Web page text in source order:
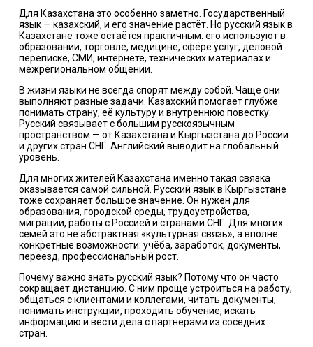
Для Казахстана это особенно заметно. Государственный
язык — казахский, и его значение растёт. Но русский язык в
Казахстане тоже остаётся практичным: его используют в
образовании, торговле, медицине, сфере услуг, деловой
переписке, СМИ, интернете, технических материалах и
межрегиональном общении.
В жизни языки не всегда спорят между собой. Чаще они
выполняют разные задачи. Казахский помогает глубже
понимать страну, её культуру и внутреннюю повестку.
Русский связывает с большим русскоязычным
пространством — от Казахстана и Кыргызстана до России
и других стран СНГ. Английский выводит на глобальный
уровень.
Для многих жителей Казахстана именно такая связка
оказывается самой сильной. Русский язык в Кыргызстане
тоже сохраняет большое значение. Он нужен для
образования, городской среды, трудоустройства,
миграции, работы с Россией и странами СНГ. Для многих
семей это не абстрактная «культурная связь», а вполне
конкретные возможности: учёба, заработок, документы,
переезд, профессиональный рост.
Почему важно знать русский язык? Потому что он часто
сокращает дистанцию. С ним проще устроиться на работу,
общаться с клиентами и коллегами, читать документы,
понимать инструкции, проходить обучение, искать
информацию и вести дела с партнёрами из соседних
стран.